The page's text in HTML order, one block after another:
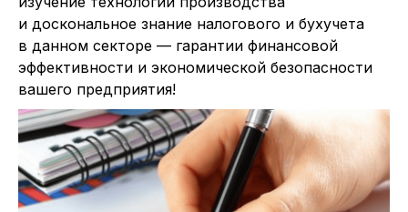
и доскональное знание налогового и бухучета
в данном секторе — гарантии финансовой
эффективности и экономической безопасности
вашего предприятия!